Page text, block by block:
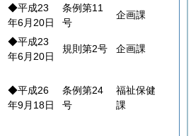
◆平成23
年6月20日
条例第11
号
企画課
◆平成23
年6月20日
規則第2号 企画課
◆平成26
年9月18日
条例第24
号
福祉保健
課